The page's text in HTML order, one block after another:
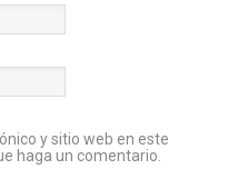
y sitio web en este
haga un comentario.